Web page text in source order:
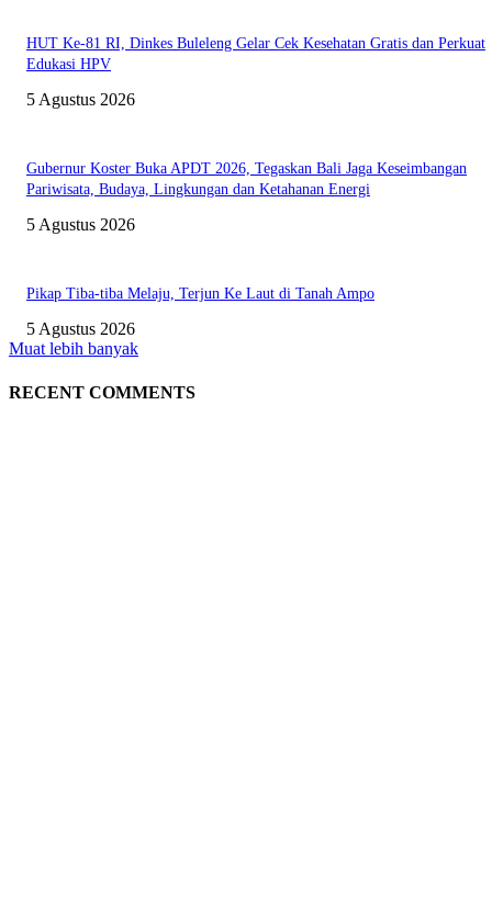
HUT Ke-81 RI, Dinkes Buleleng Gelar Cek Kesehatan Gratis dan Perkuat
Edukasi HPV
5 Agustus 2026
Gubernur Koster Buka APDT 2026, Tegaskan Bali Jaga Keseimbangan
Pariwisata, Budaya, Lingkungan dan Ketahanan Energi
5 Agustus 2026
Pikap Tiba-tiba Melaju, Terjun Ke Laut di Tanah Ampo
5 Agustus 2026
Muat lebih banyak
RECENT COMMENTS